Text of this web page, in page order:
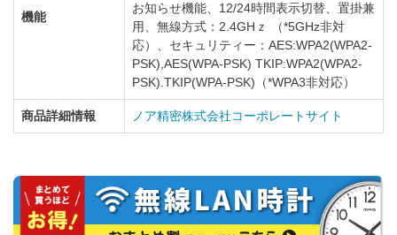
機能
お知らせ機能、12/24時間表示切替、置掛兼
用、無線方式：2.4GHｚ （*5GHz非対
応）、セキュリティー：AES:WPA2(WPA2-
PSK),AES(WPA-PSK) TKIP:WPA2(WPA2-
PSK).TKIP(WPA-PSK)（*WPA3非対応）
商品詳細情報 ノア精密株式会社コーポレートサイト